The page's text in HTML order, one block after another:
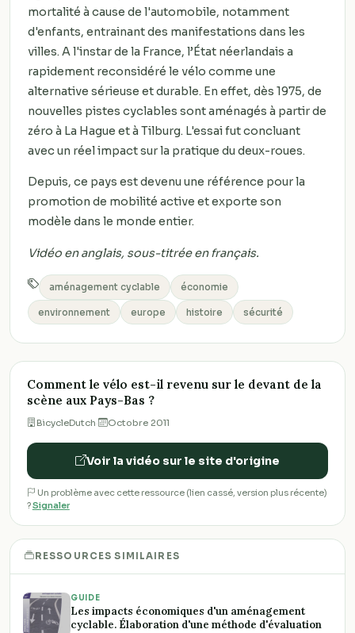
Comment le vélo est-il revenu sur le devant de la
scène aux Pays-Bas ?
BicycleDutch· Octobre 2011
Voir la vidéo sur le site d'origine
Un problème avec cette ressource (lien cassé, version plus récente)
?Signaler
RESSOURCES SIMILAIRES
GUIDE
Les impacts économiques d'un aménagement
cyclable. Élaboration d'une méthode d'évaluation
mortalité à cause de l'automobile, notamment
d'enfants, entrainant des manifestations dans les
villes. A l'instar de la France, l’État néerlandais a
rapidement reconsidéré le vélo comme une
alternative sérieuse et durable. En effet, dès 1975, de
nouvelles pistes cyclables sont aménagés à partir de
zéro à La Hague et à Tilburg. L'essai fut concluant
avec un réel impact sur la pratique du deux-roues.
Depuis, ce pays est devenu une référence pour la
promotion de mobilité active et exporte son
modèle dans le monde entier.
Vidéo en anglais, sous-titrée en français.
aménagement cyclable économie
environnement europe histoire sécurité